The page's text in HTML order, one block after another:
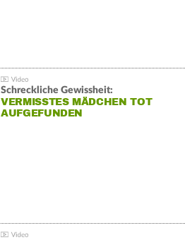
Schreckliche Gewissheit:
VERMISSTES MÄDCHEN TOT
AUFGEFUNDEN